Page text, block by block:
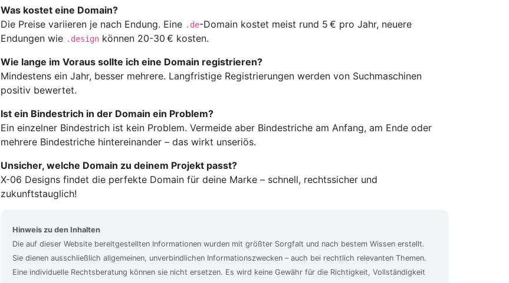
Was kostet eine Domain?
Die Preise variieren je nach Endung. Eine .de-Domain kostet meist rund 5 € pro Jahr, neuere
Endungen wie .designkönnen 20-30 € kosten.
Wie lange im Voraus sollte ich eine Domain registrieren?
Mindestens ein Jahr, besser mehrere. Langfristige Registrierungen werden von Suchmaschinen
positiv bewertet.
Ist ein Bindestrich in der Domain ein Problem?
Ein einzelner Bindestrich ist kein Problem. Vermeide aber Bindestriche am Anfang, am Ende oder
mehrere Bindestriche hintereinander – das wirkt unseriös.
Unsicher, welche Domain zu deinem Projekt passt?
X-06 Designs findet die perfekte Domain für deine Marke – schnell, rechtssicher und
zukunftstauglich!
Hinweis zu den Inhalten
Die auf dieser Website bereitgestellten Informationen wurden mit größter Sorgfalt und nach bestem Wissen erstellt.
Sie dienen ausschließlich allgemeinen, unverbindlichen Informationszwecken – auch bei rechtlich relevanten Themen.
Eine individuelle Rechtsberatung können sie nicht ersetzen. Es wird keine Gewähr für die Richtigkeit, Vollständigkeit